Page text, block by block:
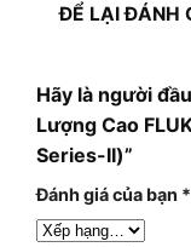
ĐỂ LẠI ĐÁNH
Hãy là người
Lượng Cao
Series-II)”
Đánh giá của bạn *